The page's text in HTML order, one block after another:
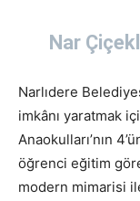
Nar
Narlıdere
imkânı yaratmak
Anaokulları’nın
öğrenci eğitim
modern mimarisi